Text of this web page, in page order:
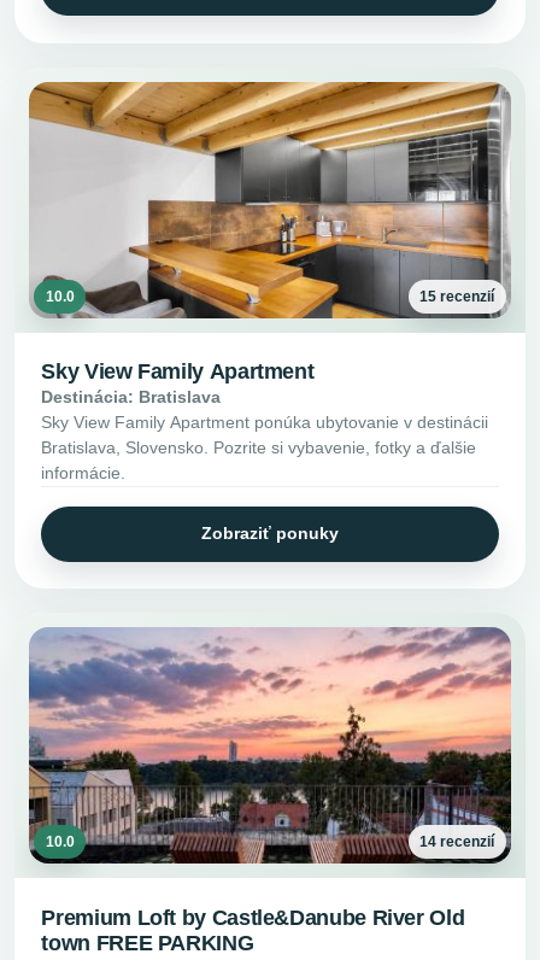
10.0 15 recenzií
Sky View Family Apartment
Destinácia: Bratislava
Sky View Family Apartment ponúka ubytovanie v destinácii
Bratislava, Slovensko. Pozrite si vybavenie, fotky a ďalšie
informácie.
Zobraziť ponuky
10.0 14 recenzií
Premium Loft by Castle&Danube River Old
town FREE PARKING